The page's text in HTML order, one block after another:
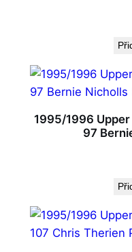
1995/1996
97